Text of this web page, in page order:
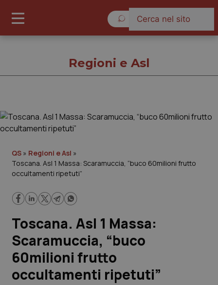
Governo e Parlamento
Regioni e Asl
Lavoro e Professioni
Scienza e Farmaci
Studi e Analisi
Regioni e Asl
QS » Regioni e Asl »
Toscana. Asl 1 Massa: Scaramuccia, “buco 60milioni frutto
occultamenti ripetuti”
Toscana. Asl 1 Massa:
Scaramuccia, “buco
60milioni frutto
occultamenti ripetuti”